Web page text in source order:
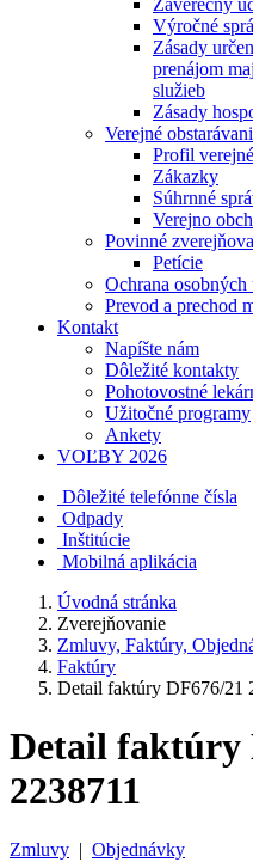
Záverečný
Výročné
Zásady
prenájom
služieb
Zásady
Verejné
Profil
Zákazky
Súhrnné
Verejno
Povinné
Petície
Ochrana osobných
Prevod a prechod
Kontakt
Napíšte nám
Dôležité kontakty
Pohotovostné
Užitočné programy
Ankety
VOĽBY 2026
Dôležité telefónne čísla
Odpady
Inštitúcie
Mobilná aplikácia
Úvodná stránka
Zverejňovanie
Zmluvy, Faktúry,
Faktúry
Detail faktúry DF676/21
Detail faktúry
2238711
Zmluvy | Objednávky